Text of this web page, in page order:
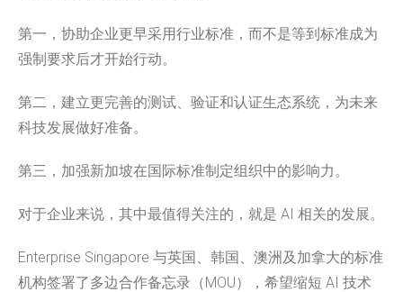
第一，协助企业更早采用行业标准，而不是等到标准成为
强制要求后才开始行动。
第二，建立更完善的测试、验证和认证生态系统，为未来
科技发展做好准备。
第三，加强新加坡在国际标准制定组织中的影响力。
对于企业来说，其中最值得关注的，就是 AI 相关的发展。
Enterprise Singapore 与英国、韩国、澳洲及加拿大的标准
机构签署了多边合作备忘录（MOU），希望缩短 AI 技术